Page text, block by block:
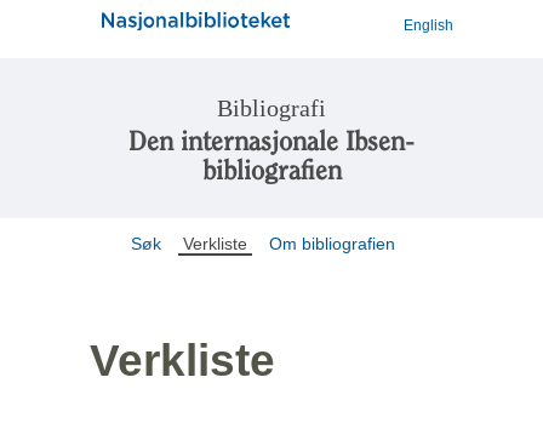
English
Bibliografi
Den internasjonale Ibsen-
bibliografien
Søk Verkliste Om bibliografien
Verkliste